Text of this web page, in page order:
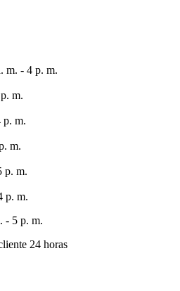
m. - 4 p. m.
m.
p. m.
m.
p. m.
p. m.
- 5 p. m.
24 horas